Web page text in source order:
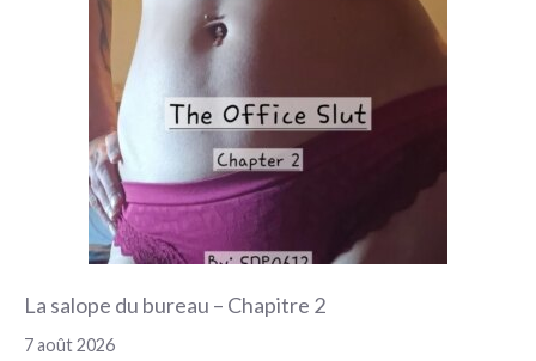
La salope du bureau – Chapitre 2
7 août 2026